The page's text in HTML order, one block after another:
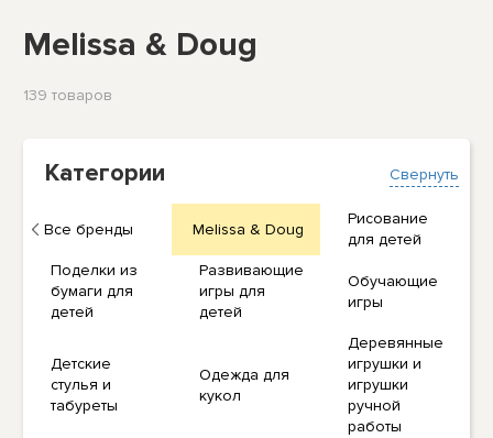
Melissa & Doug
139 товаров
Свернуть
Категории
Все бренды Melissa & Doug
Рисование
для детей
Поделки из
бумаги для
детей
Развивающие
игры для
детей
Обучающие
игры
Детские
стулья и
табуреты
Одежда для
кукол
Деревянные
игрушки и
игрушки
ручной
работы